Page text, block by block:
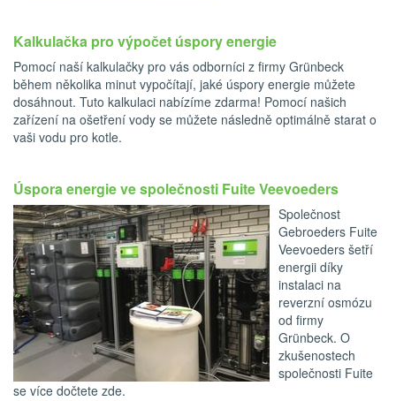
Kalkulačka pro výpočet úspory energie
Pomocí naší kalkulačky pro vás odborníci z firmy Grünbeck
během několika minut vypočítají, jaké úspory energie můžete
dosáhnout. Tuto kalkulaci nabízíme zdarma! Pomocí našich
zařízení na ošetření vody se můžete následně optimálně starat o
vaši vodu pro kotle.
Úspora energie ve společnosti Fuite Veevoeders
Společnost
Gebroeders Fuite
Veevoeders šetří
energii díky
instalaci na
reverzní osmózu
od firmy
Grünbeck. O
zkušenostech
společnosti Fuite
se více dočtete zde.